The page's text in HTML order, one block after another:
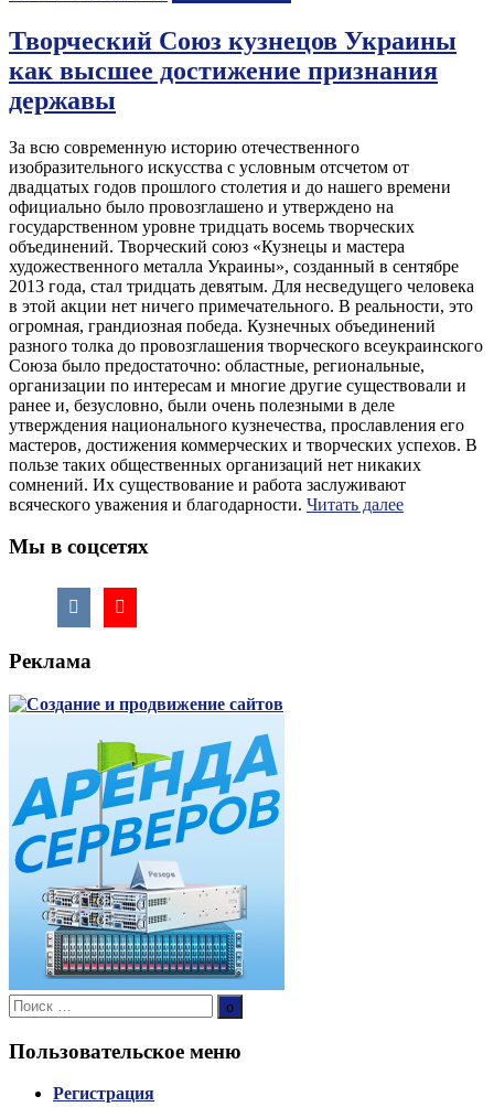
Творческий Союз кузнецов Украины
как высшее достижение признания
державы
За всю современную историю отечественного
изобразительного искусства с условным отсчетом от
двадцатых годов прошлого столетия и до нашего времени
официально было провозглашено и утверждено на
государственном уровне тридцать восемь творческих
объединений. Творческий союз «Кузнецы и мастера
художественного металла Украины», созданный в сентябре
2013 года, стал тридцать девятым. Для несведущего человека
в этой акции нет ничего примечательного. В реальности, это
огромная, грандиозная победа. Кузнечных объединений
разного толка до провозглашения творческого всеукраинского
Союза было предостаточно: областные, региональные,
организации по интересам и многие другие существовали и
ранее и, безусловно, были очень полезными в деле
утверждения национального кузнечества, прославления его
мастеров, достижения коммерческих и творческих успехов. В
пользе таких общественных организаций нет никаких
сомнений. Их существование и работа заслуживают
всяческого уважения и благодарности. Читать далее
Мы в соцсетях
Реклама
Поиск:
Поиск
Пользовательское меню
Регистрация